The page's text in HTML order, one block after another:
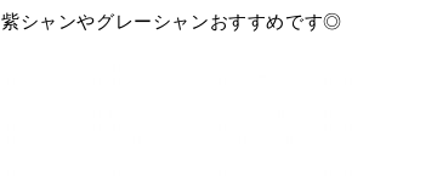
紫シャンやグレーシャンおすすめです◎